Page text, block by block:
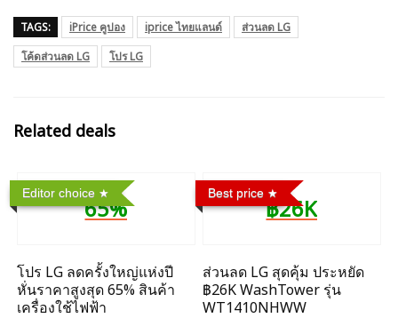
TAGS: iPrice คูปอง iprice ไทยแลนด์
ส่วนลด LG
โค้ดส่วนลด LG
โปร LG
Related deals
Editor choice
65%
โปร LG ลดครั้งใหญ่แห่งปี
หั่นราคาสูงสุด 65% สินค้า
เครื่องใช้ไฟฟ้า
Best price
฿26K
ส่วนลด LG สุดคุ้ม ประหยัด
฿26K WashTower รุ่น
WT1410NHWW